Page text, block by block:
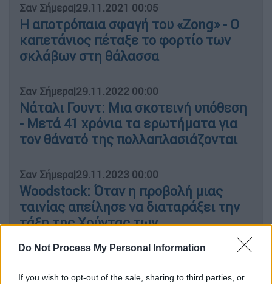
Do Not Process My Personal Information
If you wish to opt-out of the sale, sharing to third parties, or
Σαν Σήμερα|29.11.2021 00:05
Η αποτρόπαια σφαγή του «Zong» - Ο
καπετάνιος πέταξε το φορτίο των
σκλάβων στη θάλασσα
Σαν Σήμερα|29.11.2022 00:00
Νάταλι Γουντ: Μια σκοτεινή υπόθεση
- Μετά 41 χρόνια τα ερωτήματα για
τον θάνατό της πολλαπλασιάζονται
Σαν Σήμερα|29.11.2023 00:00
Woodstock: Όταν η προβολή μιας
ταινίας απείλησε να διαταράξει την
τάξη της Χούντας των